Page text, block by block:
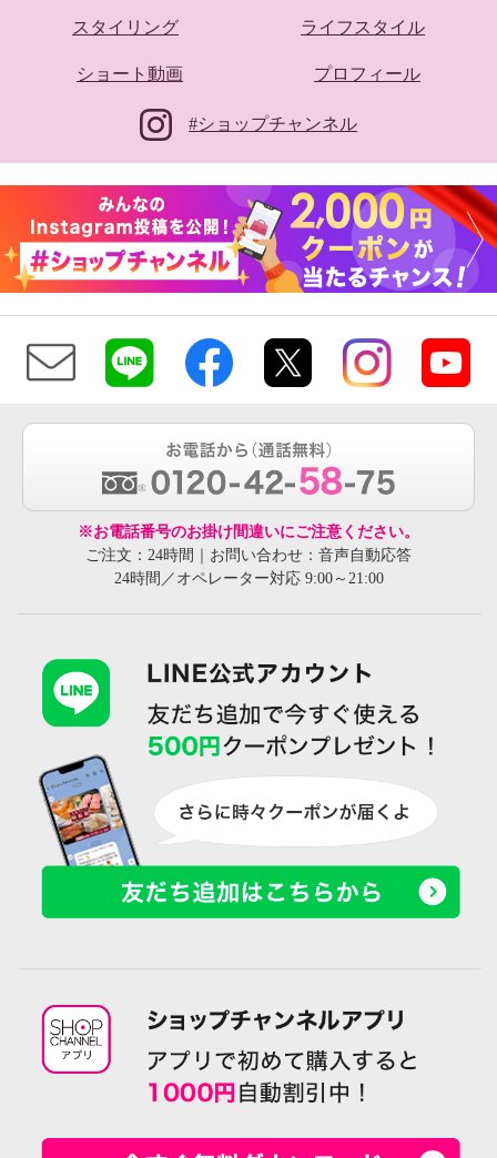
スタイリング ライフスタイル
ショート動画 プロフィール
#ショップチャンネル
※お電話番号のお掛け間違いにご注意ください。
ご注文：24時間｜お問い合わせ：音声自動応答
24時間／オペレーター対応 9:00～21:00